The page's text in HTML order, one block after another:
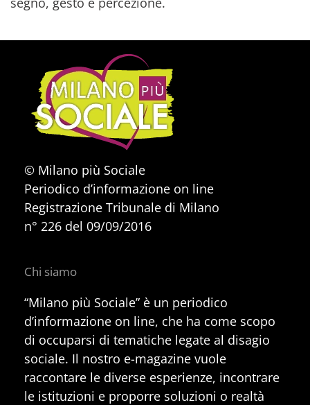
© Milano più Sociale
Periodico d’informazione on line
Registrazione Tribunale di Milano
n° 226 del 09/09/2016
Chi siamo
“Milano più Sociale” è un periodico
d’informazione on line, che ha come scopo
di occuparsi di tematiche legate al disagio
sociale. Il nostro e-magazine vuole
raccontare le diverse esperienze, incontrare
le istituzioni e proporre soluzioni o realtà